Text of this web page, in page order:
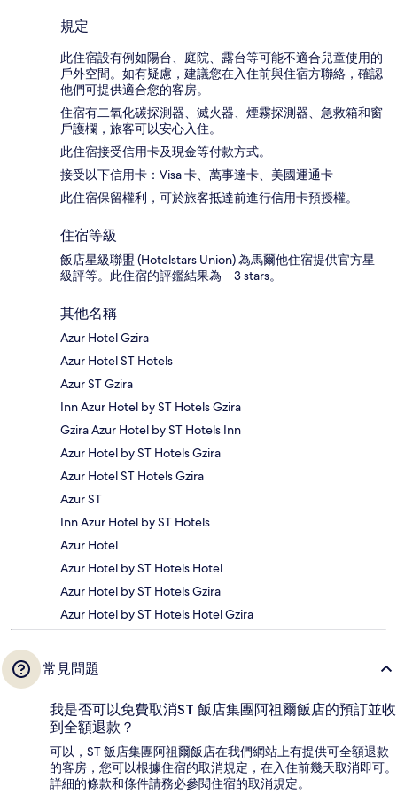
規定
此住宿設有例如陽台、庭院、露台等可能不適合兒童使用的
戶外空間。如有疑慮，建議您在入住前與住宿方聯絡，確認
他們可提供適合您的客房。
住宿有二氧化碳探測器、滅火器、煙霧探測器、急救箱和窗
戶護欄，旅客可以安心入住。
此住宿接受信用卡及現金等付款方式。
接受以下信用卡：Visa 卡、萬事達卡、美國運通卡
此住宿保留權利，可於旅客抵達前進行信用卡預授權。
住宿等級
飯店星級聯盟 (Hotelstars Union) 為馬爾他住宿提供官方星
級評等。此住宿的評鑑結果為 3 stars。
其他名稱
Azur Hotel Gzira
Azur Hotel ST Hotels
Azur ST Gzira
Inn Azur Hotel by ST Hotels Gzira
Gzira Azur Hotel by ST Hotels Inn
Azur Hotel by ST Hotels Gzira
Azur Hotel ST Hotels Gzira
Azur ST
Inn Azur Hotel by ST Hotels
Azur Hotel
Azur Hotel by ST Hotels Hotel
Azur Hotel by ST Hotels Gzira
Azur Hotel by ST Hotels Hotel Gzira
常見問題
我是否可以免費取消ST 飯店集團阿祖爾飯店的預訂並收
到全額退款？
可以，ST 飯店集團阿祖爾飯店在我們網站上有提供可全額退款
的客房，您可以根據住宿的取消規定，在入住前幾天取消即可。
詳細的條款和條件請務必參閱住宿的取消規定。